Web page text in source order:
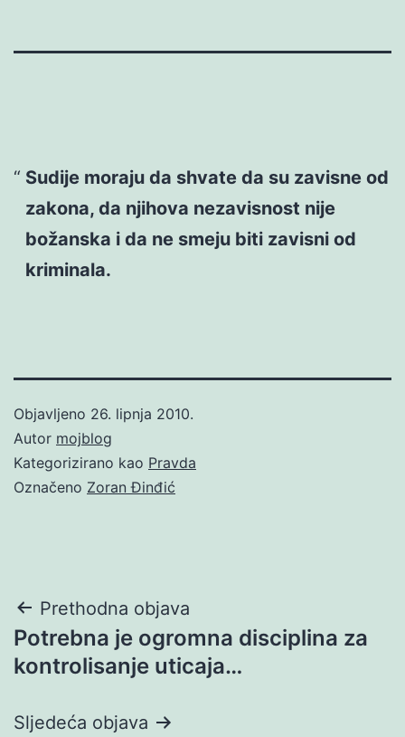
Sudije moraju da shvate da su zavisne od
zakona, da njihova nezavisnost nije
božanska i da ne smeju biti zavisni od
kriminala.
Objavljeno 26. lipnja 2010.
Autor mojblog
Kategorizirano kao Pravda
Označeno Zoran Đinđić
Navigacija
objava
Prethodna objava
Potrebna je ogromna disciplina za
kontrolisanje uticaja…
Sljedeća objava